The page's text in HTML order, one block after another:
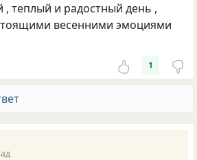
, теплый и радостный день ,
весенними эмоциями
1